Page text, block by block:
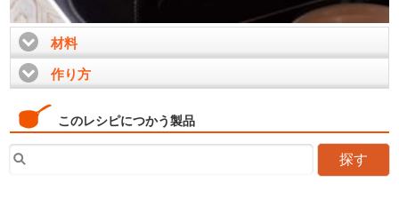
材料click to expand contents
作り方
このレシピにつかう製品
探す